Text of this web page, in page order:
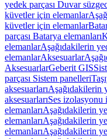
yedek parçası Duvar
küvetler için elemanlar
küvetler için elemanlar
parçası Batarya elemanları
elemanlarAşağıdakilerin
elemanlarAksesuarlar
AksesuarlarGeberit GIS
parçası Sistem panelleri
aksesuarlarıAşağıdakilerin
aksesuarlarıSes izolasyonu
elemanlarıAşağıdakilerin
elemanlarıAşağıdakilerin
elemanlarıAşağıdakilerin